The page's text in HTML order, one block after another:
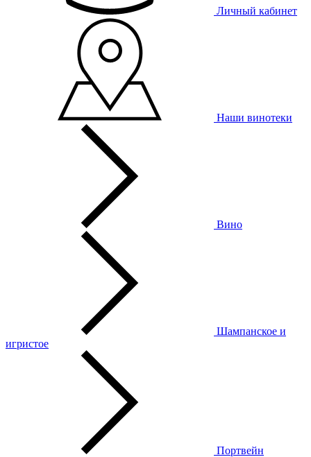
Личный кабинет
Наши винотеки
Вино
Шампанское и
игристое
Портвейн